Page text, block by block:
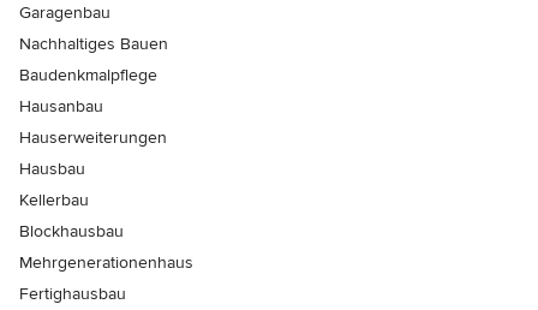
Garagenbau
Nachhaltiges Bauen
Baudenkmalpflege
Hausanbau
Hauserweiterungen
Hausbau
Kellerbau
Blockhausbau
Mehrgenerationenhaus
Fertighausbau